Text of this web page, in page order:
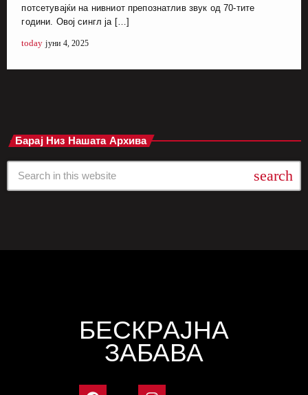
потсетувајќи на нивниот препознатлив звук од 70-тите
години. Овој сингл ја […]
today јуни 4, 2025
Барај Низ Нашата Архива
search
БЕСКРАЈНА
ЗАБАВА